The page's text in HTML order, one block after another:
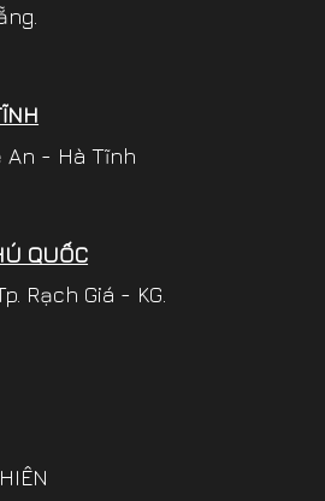
An - Hà Tĩnh
QUỐC
Rạch Giá - KG.